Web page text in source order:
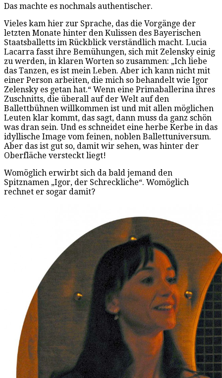
Das machte es nochmals authentischer.
Vieles kam hier zur Sprache, das die Vorgänge der
letzten Monate hinter den Kulissen des Bayerischen
Staatsballetts im Rückblick verständlich macht. Lucia
Lacarra fasst ihre Bemühungen, sich mit Zelensky einig
zu werden, in klaren Worten so zusammen: „Ich liebe
das Tanzen, es ist mein Leben. Aber ich kann nicht mit
einer Person arbeiten, die mich so behandelt wie Igor
Zelensky es getan hat.“ Wenn eine Primaballerina ihres
Zuschnitts, die überall auf der Welt auf den
Ballettbühnen willkommen ist und mit allen möglichen
Leuten klar kommt, das sagt, dann muss da ganz schön
was dran sein. Und es schneidet eine herbe Kerbe in das
idyllische Image vom feinen, noblen Ballettuniversum.
Aber das ist gut so, damit wir sehen, was hinter der
Oberfläche versteckt liegt!
Womöglich erwirbt sich da bald jemand den
Spitznamen „Igor, der Schreckliche“. Womöglich
rechnet er sogar damit?